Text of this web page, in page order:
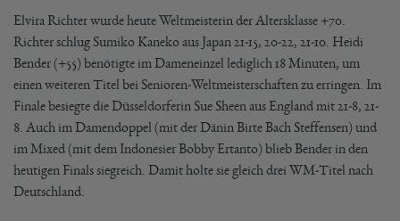
Elvira Richter wurde heute Weltmeisterin der Altersklasse +70.
Richter schlug Sumiko Kaneko aus Japan 21-15, 20-22, 21-10. Heidi
Bender (+55) benötigte im Dameneinzel lediglich 18 Minuten, um
einen weiteren Titel bei Senioren-Weltmeisterschaften zu erringen. Im
Finale besiegte die Düsseldorferin Sue Sheen aus England mit 21-8, 21-
8. Auch im Damendoppel (mit der Dänin Birte Bach Steffensen) und
im Mixed (mit dem Indonesier Bobby Ertanto) blieb Bender in den
heutigen Finals siegreich. Damit holte sie gleich drei WM-Titel nach
Deutschland.